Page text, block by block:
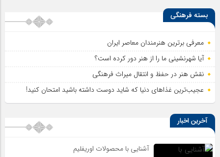
بسته فرهنگی
معرفی برترین هنرمندان معاصر ایران
آیا شهرنشینی ما را از هنر دور کرده است؟
نقش هنر در حفظ و انتقال میراث فرهنگی
عجیب‌ترین غذاهای دنیا که شاید دوست داشته باشید امتحان کنید!
آخرین اخبار
آشنایی با محصولات اوریفلیم